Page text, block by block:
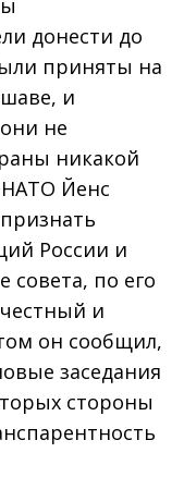
донести до
приняты на
и
не
никакой
НАТО Йенс
России и
совета, по его
и
он сообщил,
заседания
стороны